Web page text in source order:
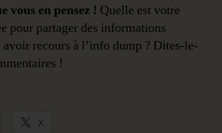
vous en pensez ! Quelle est votre
pour partager des informations
avoir recours à l’info dump ? Dites-le-
!
X